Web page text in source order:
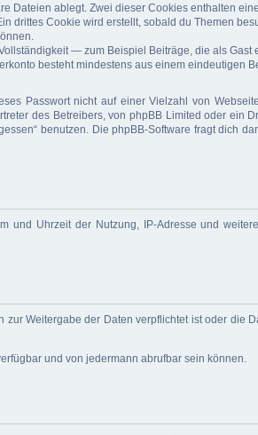
Dateien ablegt. Zwei dieser Cookies enthalten
drittes Cookie wird erstellt, sobald du Themen
— zum Beispiel Beiträge, die als Gast
besteht mindestens aus einem eindeutigen
Passwort nicht auf einer Vielzahl von
des Betreibers, von phpBB Limited oder ein
benutzen. Die phpBB-Software fragt dich
und Uhrzeit der Nutzung, IP-Adresse und
Weitergabe der Daten verpflichtet ist oder die
und von jedermann abrufbar sein können.